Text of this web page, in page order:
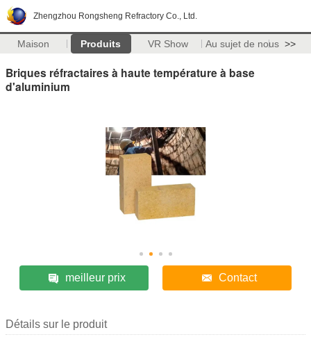
Zhengzhou Rongsheng Refractory Co., Ltd.
Maison Produits VR Show Au sujet de nous >>
Briques réfractaires à haute température à base
d'aluminium
meilleur prix Contact
Détails sur le produit